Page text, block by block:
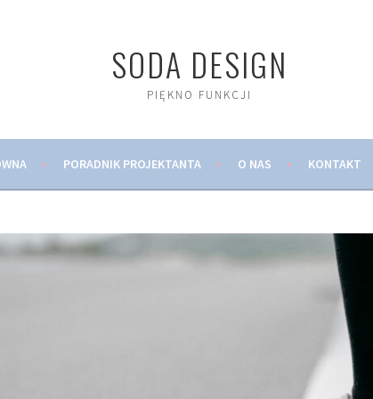
SODA DESIGN
PIĘKNO FUNKCJI
PORADNIK PROJEKTANTA O NAS KONTAKT